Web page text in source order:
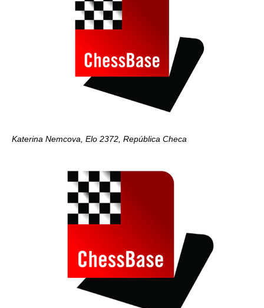
Katerina Nemcova, Elo 2372, República Checa